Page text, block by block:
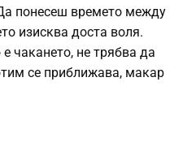
понесеш времето между
изисква доста воля.
чакането, не трябва да
се приближава, макар